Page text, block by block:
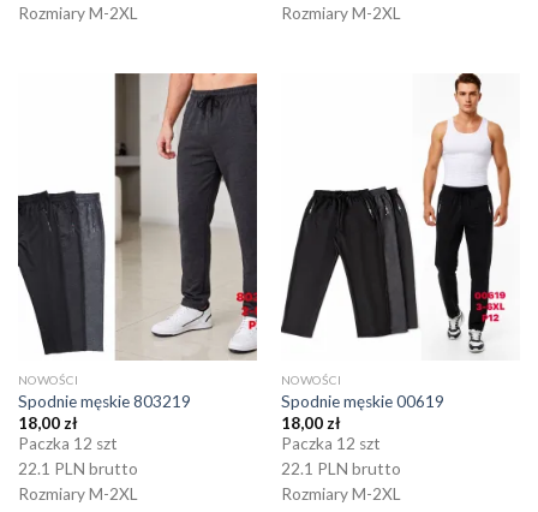
Rozmiary M-2XL
Rozmiary M-2XL
NOWOŚCI
Spodnie męskie 803219
18,00 zł
Paczka 12 szt
22.1 PLN brutto
Rozmiary M-2XL
NOWOŚCI
Spodnie męskie 00619
18,00 zł
Paczka 12 szt
22.1 PLN brutto
Rozmiary M-2XL